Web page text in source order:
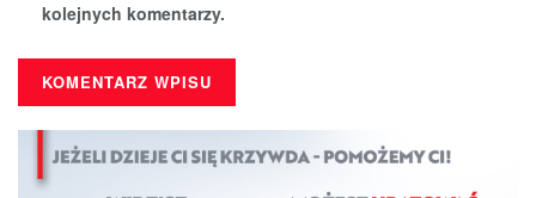
kolejnych komentarzy.